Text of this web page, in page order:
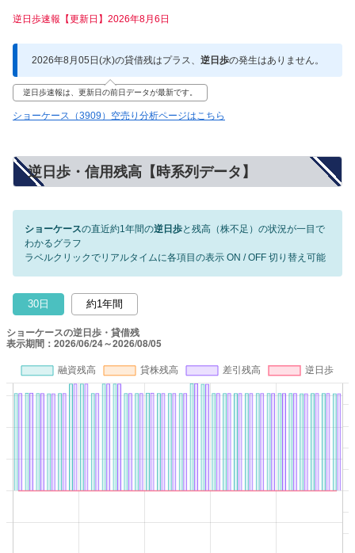
逆日歩速報【更新日】2026年8月6日
2026年8月05日(水)の貸借残はプラス、 逆日歩の発生はありません。
逆日歩速報は、更新日の前日データが最新です。
ショーケース（3909）空売り分析ページはこちら
逆日歩・信用残高【時系列データ】
ショーケースの直近約1年間の逆日歩と残高（株不足）の状況が一目で
わかるグラフ
ラベルクリックでリアルタイムに各項目の表示 ON / OFF 切り替え可能
30日 約1年間